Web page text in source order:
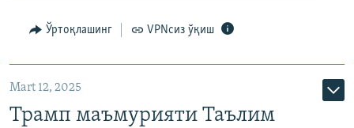
Ўртоқлашинг VPNсиз ўқиш
Mart 12, 2025
Трамп маъмурияти Таълим